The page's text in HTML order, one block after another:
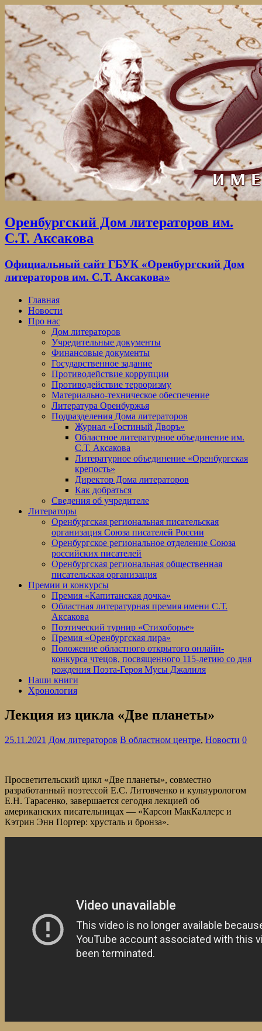
Оренбургский Дом литераторов им.
С.Т. Аксакова
Официальный сайт ГБУК «Оренбургский Дом
литераторов им. С.Т. Аксакова»
Главная
Новости
Про нас
Дом литераторов
Учредительные документы
Финансовые документы
Государственное задание
Противодействие коррупции
Противодействие терроризму
Материально-техническое обеспечение
Литература Оренбуржья
Подразделения Дома литераторов
Журнал «Гостиный Дворъ»
Областное литературное объединение им.
С.Т. Аксакова
Литературное объединение «Оренбургская
крепость»
Директор Дома литераторов
Как добраться
Сведения об учредителе
Литераторы
Оренбургская региональная писательская
организация Союза писателей России
Оренбургское региональное отделение Союза
российских писателей
Оренбургская региональная общественная
писательская организация
Премии и конкурсы
Премия «Капитанская дочка»
Областная литературная премия имени С.Т.
Аксакова
Поэтический турнир «Стихоборье»
Премия «Оренбургская лира»
Положение областного открытого онлайн-
конкурса чтецов, посвященного 115-летию со дня
рождения Поэта-Героя Мусы Джалиля
Наши книги
Хронология
Лекция из цикла «Две планеты»
25.11.2021 Дом литераторов В областном центре, Новости 0
Просветительский цикл «Две планеты», совместно
разработанный поэтессой Е.С. Литовченко и культурологом
Е.Н. Тарасенко, завершается сегодня лекцией об
американских писательницах — «Карсон МакКаллерс и
Кэтрин Энн Портер: хрусталь и бронза».